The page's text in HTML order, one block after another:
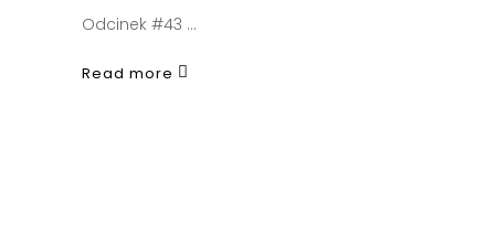
Odcinek #43
Read more